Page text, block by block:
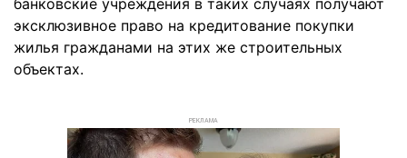
банковские учреждения в таких случаях получают
эксклюзивное право на кредитование покупки
жилья гражданами на этих же строительных
объектах.
РЕКЛАМА